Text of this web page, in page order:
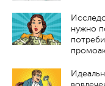
нужно